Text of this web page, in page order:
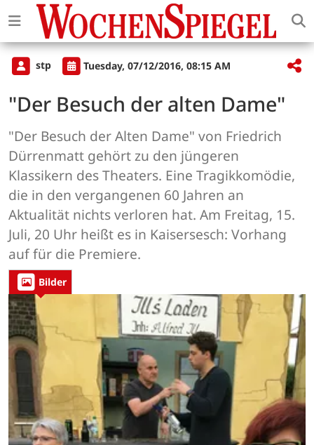
stp Tuesday, 07/12/2016, 08:15 AM
"Der Besuch der alten Dame"
"Der Besuch der Alten Dame" von Friedrich
Dürrenmatt gehört zu den jüngeren
Klassikern des Theaters. Eine Tragikkomödie,
die in den vergangenen 60 Jahren an
Aktualität nichts verloren hat. Am Freitag, 15.
Juli, 20 Uhr heißt es in Kaisersesch: Vorhang
auf für die Premiere.
Bilder